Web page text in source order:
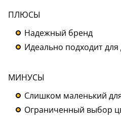
ПЛЮСЫ
Надежный бренд
Идеально подходит для
МИНУСЫ
Слишком маленький
Ограниченный выбор